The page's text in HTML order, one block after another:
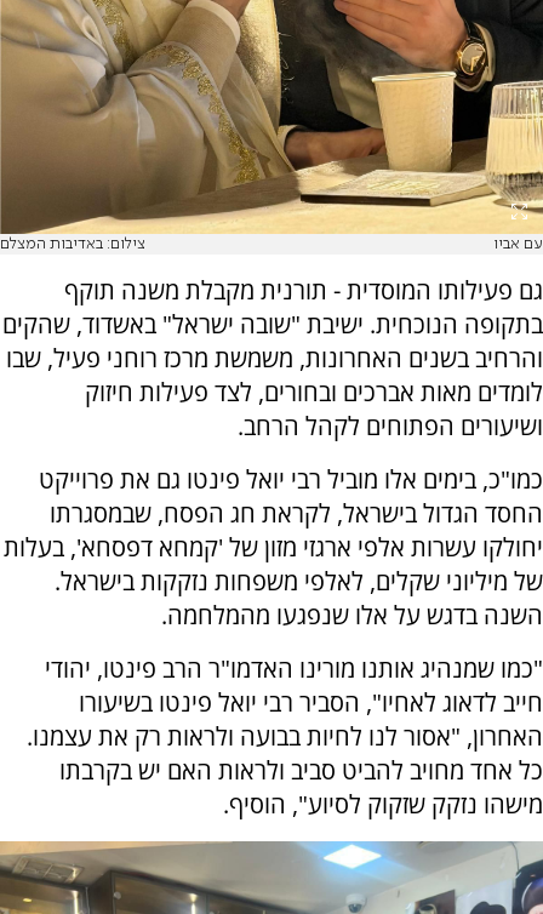
עם אביו צילום: באדיבות המצלם
גם פעילותו המוסדית - תורנית מקבלת משנה תוקף
בתקופה הנוכחית. ישיבת "שובה ישראל" באשדוד, שהקים
והרחיב בשנים האחרונות, משמשת מרכז רוחני פעיל, שבו
לומדים מאות אברכים ובחורים, לצד פעילות חיזוק
ושיעורים הפתוחים לקהל הרחב.
כמו"כ, בימים אלו מוביל רבי יואל פינטו גם את פרוייקט
החסד הגדול בישראל, לקראת חג הפסח, שבמסגרתו
יחולקו עשרות אלפי ארגזי מזון של 'קמחא דפסחא', בעלות
של מיליוני שקלים, לאלפי משפחות נזקקות בישראל.
השנה בדגש על אלו שנפגעו מהמלחמה.
"כמו שמנהיג אותנו מורינו האדמו"ר הרב פינטו, יהודי
חייב לדאוג לאחיו", הסביר רבי יואל פינטו בשיעורו
האחרון, "אסור לנו לחיות בבועה ולראות רק את עצמנו.
כל אחד מחויב להביט סביב ולראות האם יש בקרבתו
מישהו נזקק שזקוק לסיוע", הוסיף.